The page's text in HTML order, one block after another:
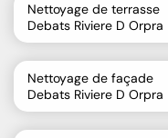
Nettoyage de terrasse
Debats Riviere D Orpra
Nettoyage de façade
Debats Riviere D Orpra